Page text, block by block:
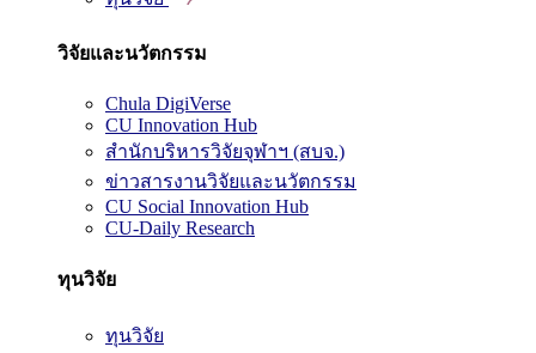
วิจัยและนวัตกรรม
Chula DigiVerse
CU Innovation Hub
สำนักบริหารวิจัยจุฬาฯ (สบจ.)
ข่าวสารงานวิจัยและนวัตกรรม
CU Social Innovation Hub
CU-Daily Research
ทุนวิจัย
ทุนวิจัย